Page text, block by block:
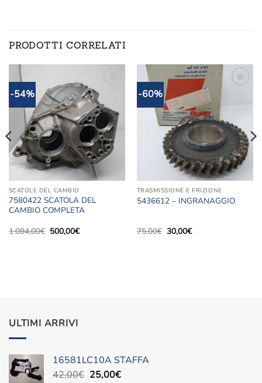
PRODOTTI CORRELATI
-54%
Aggiungi
alla lista
dei
desideri
SCATOLE DEL CAMBIO
7580422 SCATOLA DEL
CAMBIO COMPLETA
1.084,00€ Il
prezzo
500,00€Il
-60%
desideri
TRASMISSIONE E FRIZIONE
5436612 – INGRANAGGIO
75,00€ Il
prezzo
30,00€Il
ULTIMI ARRIVI
16581LC10A STAFFA
42,00€ Il
25,00€Il